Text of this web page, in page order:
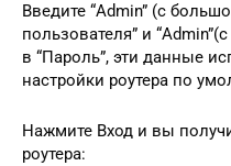
Введите “Admin” (с
пользователя” и
в “Пароль”, эти данные
настройки роутера по
Нажмите Вход и вы
роутера: